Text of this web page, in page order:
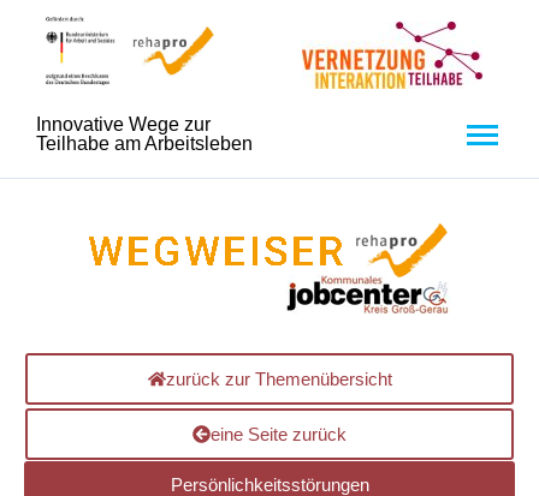
Innovative Wege zur
Teilhabe am Arbeitsleben
zurück zur Themenübersicht
eine Seite zurück
Persönlichkeitsstörungen